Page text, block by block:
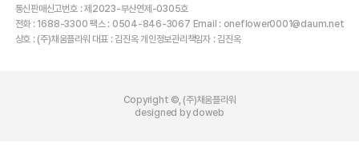
통신판매신고번호 : 제2023-부산연제-0305호
전화 : 1688-3300 팩스 : 0504-846-3067 Email : oneflower0001@daum.net
상호 : (주)채움플라워 대표 : 김진옥 개인정보관리책임자 : 김진옥
Copyright ©, (주)채움플라워
designed by doweb